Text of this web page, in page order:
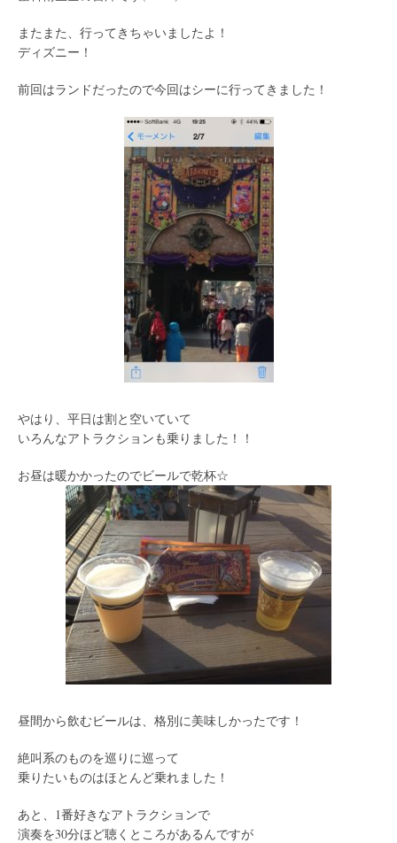
またまた、行ってきちゃいましたよ！
ディズニー！
前回はランドだったので今回はシーに行ってきました！
やはり、平日は割と空いていて
いろんなアトラクションも乗りました！！
お昼は暖かかったのでビールで乾杯☆
昼間から飲むビールは、格別に美味しかったです！
絶叫系のものを巡りに巡って
乗りたいものはほとんど乗れました！
あと、1番好きなアトラクションで
演奏を30分ほど聴くところがあるんですが